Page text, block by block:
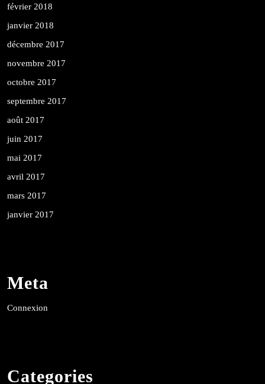
février 2018
janvier 2018
décembre 2017
novembre 2017
octobre 2017
septembre 2017
août 2017
juin 2017
mai 2017
avril 2017
mars 2017
janvier 2017
Meta
Connexion
Categories